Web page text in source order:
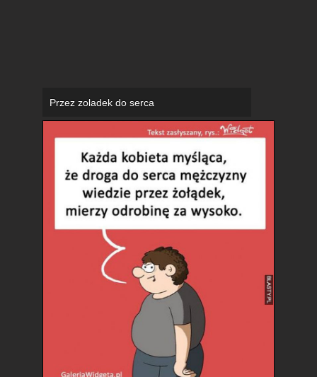
Przez zoladek do serca